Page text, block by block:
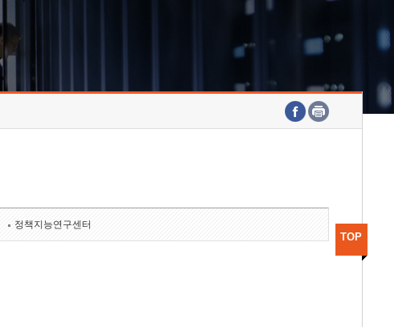
호남권연구본부
기획본부
연구원 고객헌장
주요업무연락처
정책지능연구센터
TOP